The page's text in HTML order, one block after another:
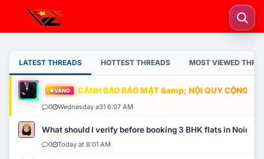
LATEST THREADS HOTTEST THREADS MOST VIEWED
VÀNG CẢNH BÁO BẢO MẬT &amp; NỘI QUY CỘNG
0 Wednesday a31 6:07 AM
What should I verify before booking 3 BHK flats in Noida?
0 Today at 8:01 AM